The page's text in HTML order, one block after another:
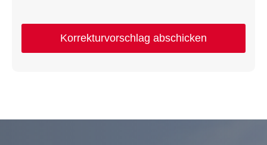
Korrekturvorschlag abschicken